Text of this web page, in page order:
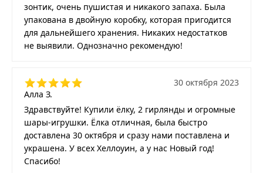
зонтик, очень пушистая и никакого запаха. Была
упакована в двойную коробку, которая пригодится
для дальнейшего хранения. Никаких недостатков
не выявили. Однозначно рекомендую!
Алла З.
30 октября 2023
Здравствуйте! Купили ёлку, 2 гирлянды и огромные
шары-игрушки. Ёлка отличная, была быстро
доставлена 30 октября и сразу нами поставлена и
украшена. У всех Хеллоуин, а у нас Новый год!
Спасибо!